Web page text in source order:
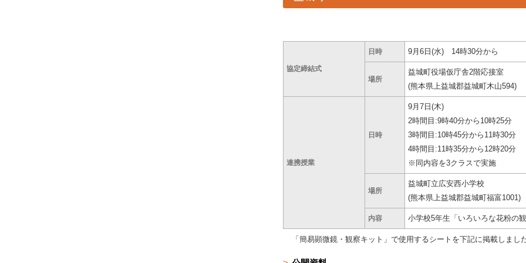
協定締結式
日時 9月6日(水) 14時30分から
場所
益城町役場仮庁舎2階応接室
(熊本県上益城郡益城町木山594)
連携授業
日時
9月7日(木)
2時間目:9時40分から10時25分
3時間目:10時45分から11時30分
4時間目:11時35分から12時20分
※同内容を3クラスで実施
場所
益城町立広安西小学校
(熊本県上益城郡益城町福富1001)
内容 小学校5年生「いろいろな花粉の観
「簡易顕微鏡・観察キット」で使用するシートを下記に掲載しました